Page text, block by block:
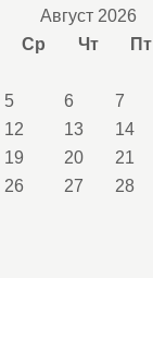
Август 2026
Ср Чт Пт
5 6 7
12 13 14
19 20 21
26 27 28